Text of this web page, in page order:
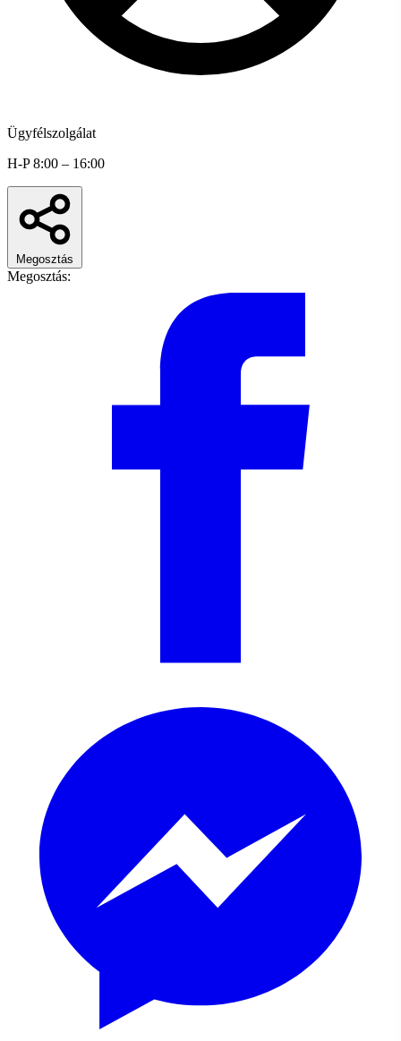
Ügyfélszolgálat
H-P 8:00 – 16:00
Megosztás
Megosztás: